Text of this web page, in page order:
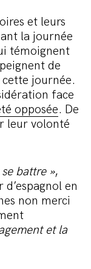
et leurs
la journée
témoignent
de
journée.
face
opposée. De
leur volonté
battre »,
en
non merci
et la